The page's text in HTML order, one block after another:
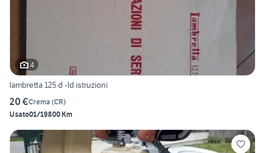
4
lambretta 125 d -ld istruzioni
20 €Crema (CR)
Usato01/19800 Km